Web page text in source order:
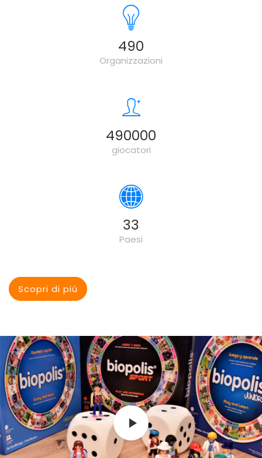
500
Organizzazioni
500000
giocatori
34
Paesi
Scopri di piú